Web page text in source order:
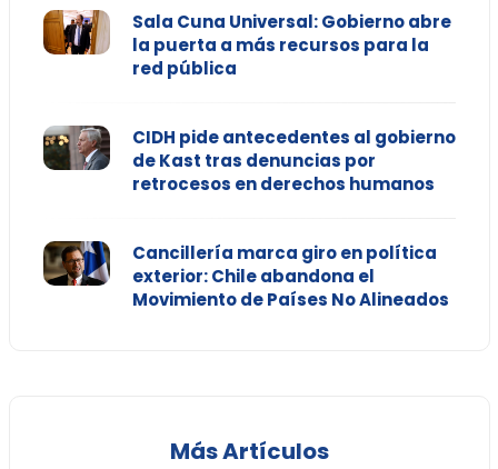
Sala Cuna Universal: Gobierno abre
la puerta a más recursos para la
red pública
CIDH pide antecedentes al gobierno
de Kast tras denuncias por
retrocesos en derechos humanos
Cancillería marca giro en política
exterior: Chile abandona el
Movimiento de Países No Alineados
Más Artículos